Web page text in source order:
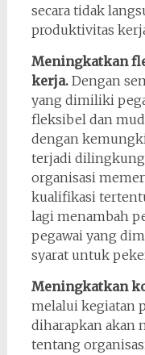
secara tidak
produktivitas
Meningkatkan
kerja.Dengan
yang dimiliki
fleksibel dan
dengan
terjadi
organisasi
kualifikasi
lagi menambah
pegawai yang
syarat untuk
Meningkatkan
melalui kegiatan
diharapkan akan
tentang